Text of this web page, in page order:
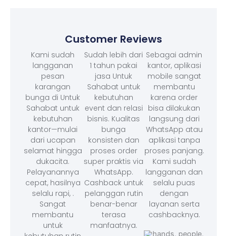
Customer Reviews
Kami sudah
langganan
pesan
karangan
bunga di Untuk
Sahabat untuk
kebutuhan
kantor—mulai
dari ucapan
selamat hingga
dukacita.
Pelayanannya
cepat, hasilnya
selalu rapi, .
Sangat
membantu
untuk
Sudah lebih dari
1 tahun pakai
jasa Untuk
Sahabat untuk
kebutuhan
event dan relasi
bisnis. Kualitas
bunga
konsisten dan
proses order
super praktis via
WhatsApp.
Cashback untuk
pelanggan rutin
benar-benar
terasa
manfaatnya.
Sebagai admin
kantor, aplikasi
mobile sangat
membantu
karena order
bisa dilakukan
langsung dari
WhatsApp atau
aplikasi tanpa
proses panjang.
Kami sudah
langganan dan
selalu puas
dengan
layanan serta
cashbacknya.